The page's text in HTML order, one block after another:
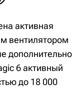
активная
вентилятором
дополнительно
6 активный
до 18 000